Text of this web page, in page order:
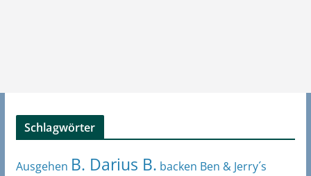
Schlagwörter
Ausgehen B. Darius B. backen Ben & Jerry´s